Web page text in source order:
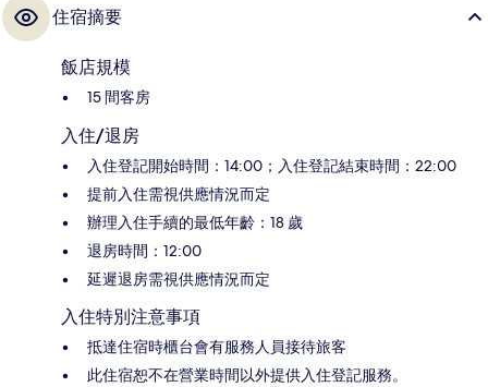
住宿摘要
飯店規模
15 間客房
入住/退房
入住登記開始時間：14:00；入住登記結束時間：22:00
提前入住需視供應情況而定
辦理入住手續的最低年齡：18 歲
退房時間：12:00
延遲退房需視供應情況而定
入住特別注意事項
抵達住宿時櫃台會有服務人員接待旅客
此住宿恕不在營業時間以外提供入住登記服務。